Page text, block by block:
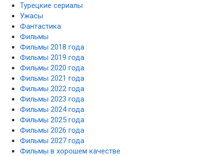
Турецкие сериалы
Ужасы
Фантастика
Фильмы
Фильмы 2018 года
Фильмы 2019 года
Фильмы 2020 года
Фильмы 2021 года
Фильмы 2022 года
Фильмы 2023 года
Фильмы 2024 года
Фильмы 2025 года
Фильмы 2026 года
Фильмы 2027 года
Фильмы в хорошем качестве